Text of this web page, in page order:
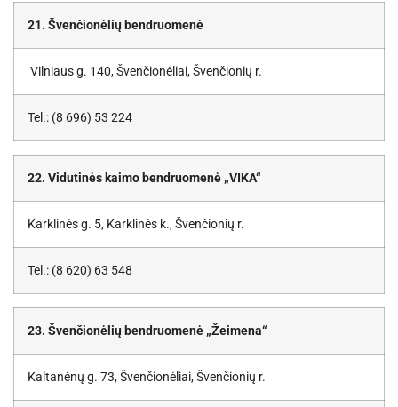
21. Švenčionėlių bendruomenė
Vilniaus g. 140, Švenčionėliai, Švenčionių r.
Tel.: (8 696) 53 224
22. Vidutinės kaimo bendruomenė „VIKA“
Karklinės g. 5, Karklinės k., Švenčionių r.
Tel.: (8 620) 63 548
23. Švenčionėlių bendruomenė „Žeimena“
Kaltanėnų g. 73, Švenčionėliai, Švenčionių r.